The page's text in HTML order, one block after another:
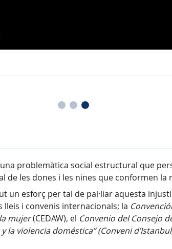
problemàtica social estructural que
de les dones i les nines que conformen
un esforç per tal de pal·liar aquesta
i convenis internacionals; la
mujer(CEDAW), el Convenio del Consejo
violencia doméstica” (Conveni